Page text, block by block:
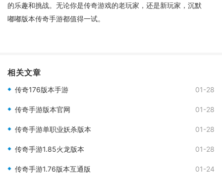
的乐趣和挑战。无论你是传奇游戏的老玩家，还是新玩家，沉默
嘟嘟版本传奇手游都值得一试。
相关文章
传奇176版本手游 01-28
传奇手游版本官网 01-28
传奇手游单职业妖杀版本 01-28
传奇手游1.85火龙版本 01-28
传奇手游1.76版本互通版 01-24